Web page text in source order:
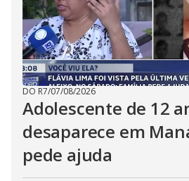
DO R7/07/08/2026
Adolescente de 12
desaparece em
pede ajuda